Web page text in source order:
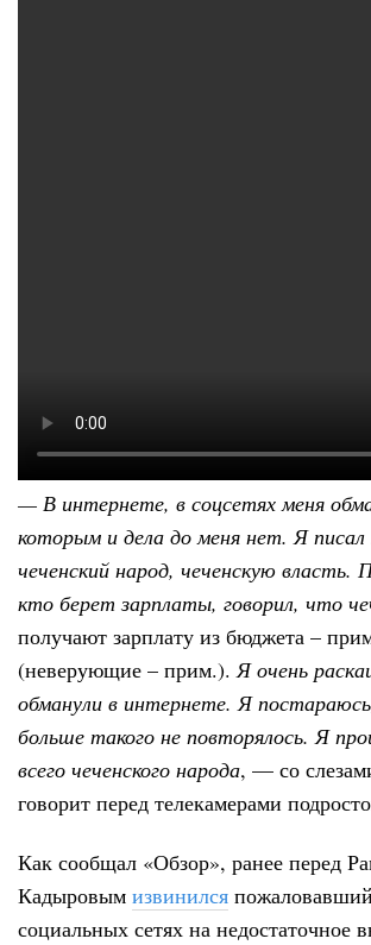
— В интернете, в соцсетях меня
которым и дела до меня нет. Я писал
чеченский народ, чеченскую власть.
кто берет зарплаты, говорил, что
получают зарплату из бюджета –
(неверующие – прим.). Я очень
обманули в интернете. Я
больше такого не повторялось. Я
всего чеченского народа, — со
говорит перед телекамерами
Как сообщал «Обзор», ранее перед
Кадыровым извинился
социальных сетях на недостаточное